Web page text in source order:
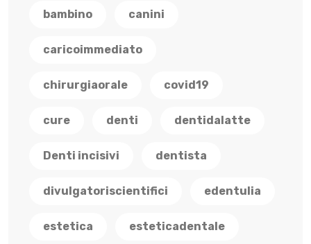
bambino canini
caricoimmediato
chirurgiaorale covid19
cure denti dentidalatte
Denti incisivi dentista
divulgatoriscientifici edentulia
estetica esteticadentale